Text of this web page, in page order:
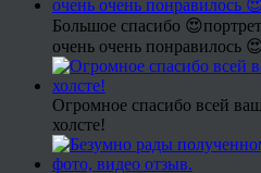
Большое спасибо
очень очень понравилось
Огромное спасибо всей
холсте!